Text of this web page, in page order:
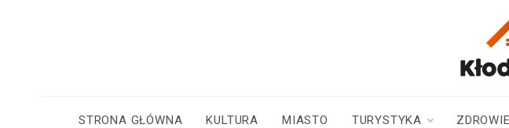
STRONA GŁÓWNA KULTURA MIASTO TURYSTYKA ZDROWIE